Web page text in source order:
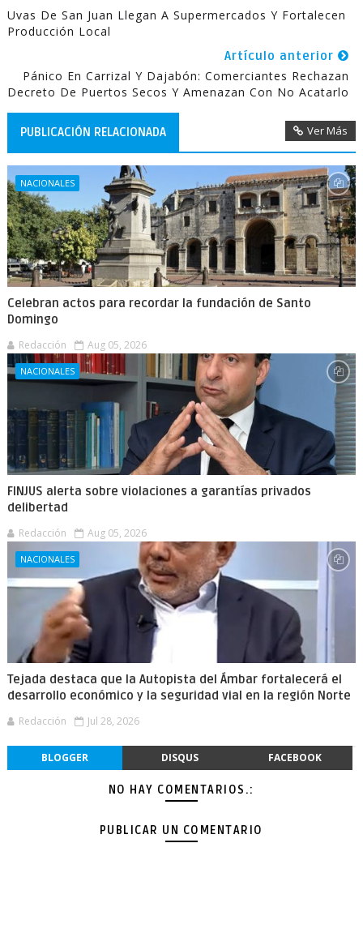
Uvas De San Juan Llegan A Supermercados Y Fortalecen
Producción Local
Artículo anterior
Pánico En Carrizal Y Dajabón: Comerciantes Rechazan
Decreto De Puertos Secos Y Amenazan Con No Acatarlo
PUBLICACIÓN RELACIONADA Ver Más
NACIONALES
Celebran actos para recordar la fundación de Santo
Domingo
Redacción Aug 05, 2026
NACIONALES
FINJUS alerta sobre violaciones a garantías privados
delibertad
Redacción Aug 05, 2026
NACIONALES
Tejada destaca que la Autopista del Ámbar fortalecerá el
desarrollo económico y la seguridad vial en la región Norte
Redacción Jul 28, 2026
BLOGGER DISQUS FACEBOOK
NO HAY COMENTARIOS.:
PUBLICAR UN COMENTARIO